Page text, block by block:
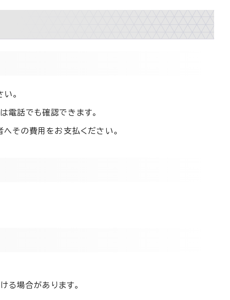
。
電話でも確認できます。
その費用をお支払ください。
る場合があります。